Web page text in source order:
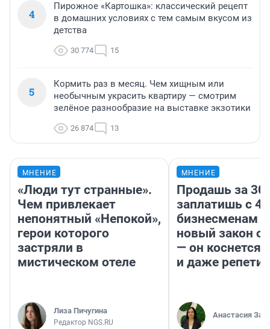
4
Пирожное «Картошка»: классический рецепт
в домашних условиях с тем самым вкусом из
детства
30 774 15
5
Кормить раз в месяц. Чем хищным или
необычным украсить квартиру — смотрим
зелёное разнообразие на выставке экзотики
26 874 13
МНЕНИЕ
«Люди тут странные».
Чем привлекает
непонятный «Непокой»,
герои которого
застряли в
мистическом отеле
Лиза Пичугина
Редактор NGS.RU
МНЕНИЕ
Продашь за
заплатишь с
бизнесменам
новый закон о
— он коснется
и даже
Анастасия